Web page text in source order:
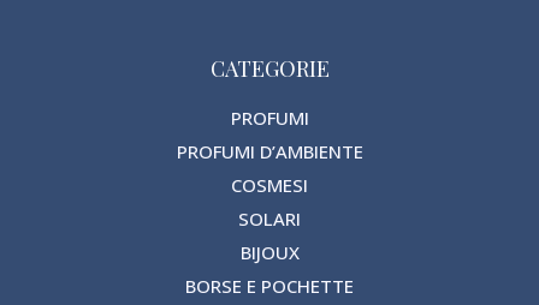
CATEGORIE
PROFUMI
PROFUMI D’AMBIENTE
COSMESI
SOLARI
BIJOUX
BORSE E POCHETTE